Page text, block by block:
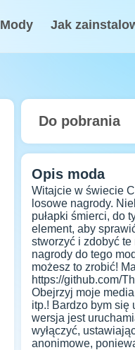
Mody Jak
Do pobrania
Opis moda
Witajcie w świecie
losowe nagrody.
pułapki śmierci, do
element, aby
stworzyć i zdobyć
nagrody do tego
możesz to zrobić!
https://github.com/
Obejrzyj moje
itp.! Bardzo bym się
wersja jest
wyłączyć,
anonimowe,